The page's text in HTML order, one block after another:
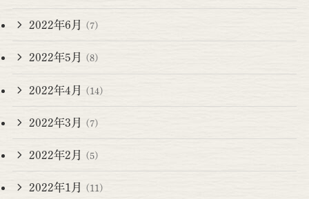
2022年6月 (7)
2022年5月 (8)
2022年4月 (14)
2022年3月 (7)
2022年2月 (5)
2022年1月 (11)